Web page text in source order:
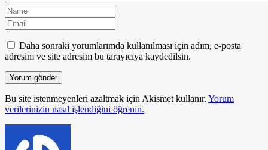
Daha sonraki yorumlarımda kullanılması için adım, e-posta
adresim ve site adresim bu tarayıcıya kaydedilsin.
Bu site istenmeyenleri azaltmak için Akismet kullanır. Yorum
verilerinizin nasıl işlendiğini öğrenin.